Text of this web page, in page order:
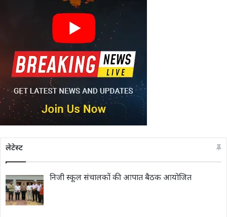
लेटेस्ट
निजी स्कूल संचालकों की आपात बैठक आयोजित